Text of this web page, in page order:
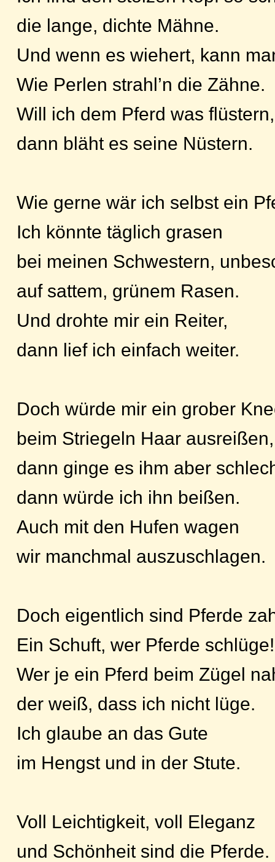
die lange, dichte Mähne.
Und wenn es wiehert, kann
Wie Perlen strahl’n die Zähne.
Will ich dem Pferd was flüstern,
dann bläht es seine Nüstern.
Wie gerne wär ich selbst ein
Ich könnte täglich grasen
bei meinen Schwestern,
auf sattem, grünem Rasen.
Und drohte mir ein Reiter,
dann lief ich einfach weiter.
Doch würde mir ein grober
beim Striegeln Haar ausreißen,
dann ginge es ihm aber
dann würde ich ihn beißen.
Auch mit den Hufen wagen
wir manchmal auszuschlagen.
Doch eigentlich sind Pferde
Ein Schuft, wer Pferde schlüge!
Wer je ein Pferd beim Zügel
der weiß, dass ich nicht lüge.
Ich glaube an das Gute
im Hengst und in der Stute.
Voll Leichtigkeit, voll Eleganz
und Schönheit sind die Pferde.